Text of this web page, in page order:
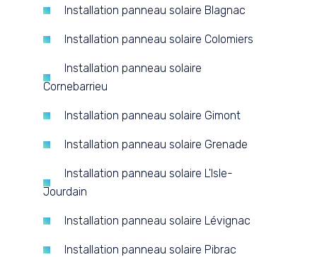
Installation panneau solaire Blagnac
Installation panneau solaire Colomiers
Installation panneau solaire
Cornebarrieu
Installation panneau solaire Gimont
Installation panneau solaire Grenade
Installation panneau solaire L'Isle-
Jourdain
Installation panneau solaire Lévignac
Installation panneau solaire Pibrac